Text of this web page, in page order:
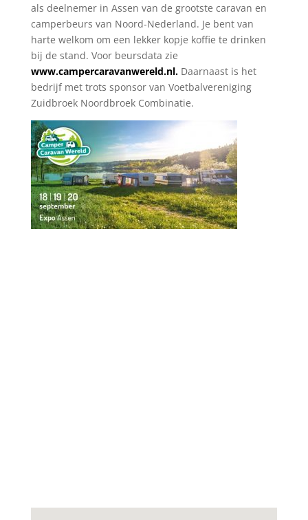
als deelnemer in Assen van de grootste caravan en
camperbeurs van Noord-Nederland. Je bent van
harte welkom om een lekker kopje koffie te drinken
bij de stand. Voor beursdata zie
www.campercaravanwereld.nl. Daarnaast is het
bedrijf met trots sponsor van Voetbalvereniging
Zuidbroek Noordbroek Combinatie.